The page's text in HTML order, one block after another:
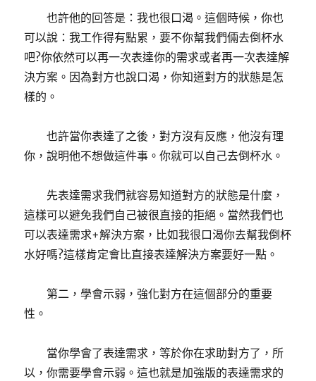
也許他的回答是：我也很口渴。這個時候，你也
可以說：我工作得有點累，要不你幫我們倆去倒杯水
吧?你依然可以再一次表達你的需求或者再一次表達解
決方案。因為對方也說口渴，你知道對方的狀態是怎
樣的。
也許當你表達了之後，對方沒有反應，他沒有理
你，說明他不想做這件事。你就可以自己去倒杯水。
先表達需求我們就容易知道對方的狀態是什麼，
這樣可以避免我們自己被很直接的拒絕。當然我們也
可以表達需求+解決方案，比如我很口渴你去幫我倒杯
水好嗎?這樣肯定會比直接表達解決方案要好一點。
第二，學會示弱，強化對方在這個部分的重要
性。
當你學會了表達需求，等於你在求助對方了，所
以，你需要學會示弱。這也就是加強版的表達需求的